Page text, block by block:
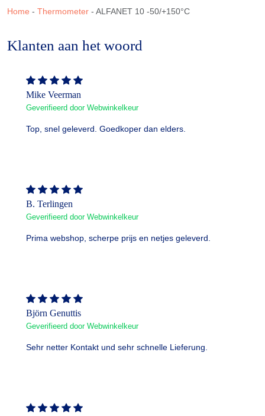
Home - Thermometer - ALFANET 10 -50/+150°C
Klanten aan het woord
Mike Veerman
Geverifieerd door Webwinkelkeur
Top, snel geleverd. Goedkoper dan elders.
B. Terlingen
Geverifieerd door Webwinkelkeur
Prima webshop, scherpe prijs en netjes geleverd.
Björn Genuttis
Geverifieerd door Webwinkelkeur
Sehr netter Kontakt und sehr schnelle Lieferung.